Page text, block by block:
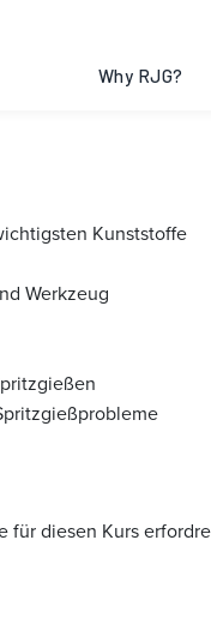
Why RJG?
Kunststoffe
Werkzeug
diesen Kurs